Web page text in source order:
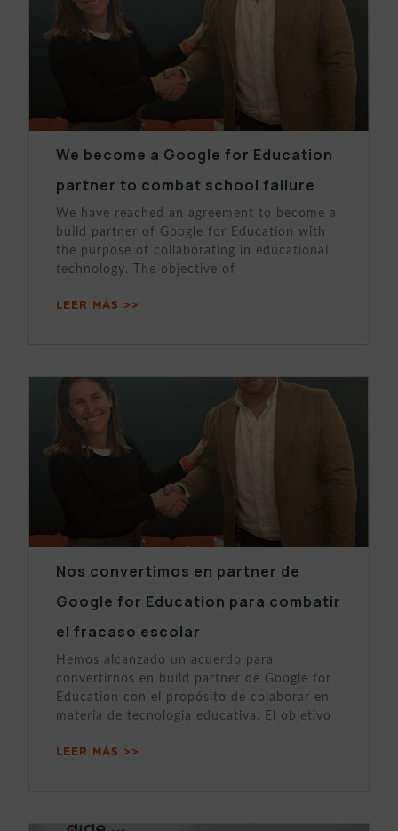
We become a Google for Education
partner to combat school failure
We have reached an agreement to become a
build partner of Google for Education with
the purpose of collaborating in educational
technology. The objective of
LEER MÁS >>
Nos convertimos en partner de
Google for Education para combatir
el fracaso escolar
Hemos alcanzado un acuerdo para
convertirnos en build partner de Google for
Education con el propósito de colaborar en
materia de tecnología educativa. El objetivo
LEER MÁS >>